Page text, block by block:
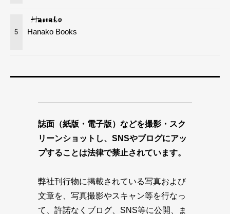
5 Hanako Books
誌面（紙版・電子版）などを撮影・スク
リーンショットし、SNSやブログにアッ
プすることは法律で禁止されています。
弊社刊行物に掲載されている写真および
文章を、写真撮影やスキャン等を行なっ
て、許諾なくブログ、SNS等に公開、ま